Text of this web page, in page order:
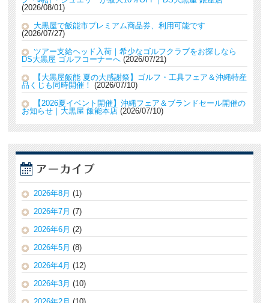
2026/08/01
大黒屋で飯能市プレミアム商品券、利用可能です
2026/07/27
ツアー支給ヘッド入荷｜希少なゴルフクラブをお探しなら
DS大黒屋 ゴルフコーナーへ 2026/07/21
【大黒屋飯能 夏の大感謝祭】ゴルフ・工具フェア＆沖縄特産
品くじも同時開催！
2026/07/10
【2026夏イベント開催】沖縄フェア＆ブランドセール開催の
お知らせ｜大黒屋 飯能本店 2026/07/10
2026年8月 (1)
2026年7月 (7)
2026年6月 (2)
2026年5月 (8)
2026年4月 (12)
2026年3月 (10)
2026年2月 (10)